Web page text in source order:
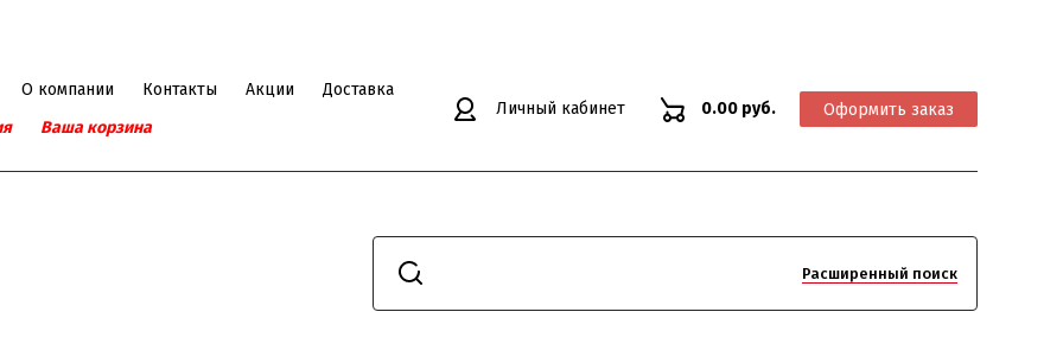
О компании Контакты Акции
Доставка
Ваша корзина
Личный кабинет 0.00 руб. Оформить заказ
Расширенный поиск